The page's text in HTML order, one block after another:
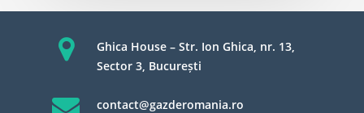
Ghica House – Str. Ion Ghica, nr. 13,
Sector 3, București
contact@gazderomania.ro